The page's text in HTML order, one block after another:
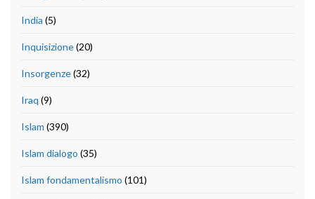
India (5)
Inquisizione(20)
Insorgenze(32)
Iraq (9)
Islam (390)
Islam dialogo (35)
Islam fondamentalismo (101)